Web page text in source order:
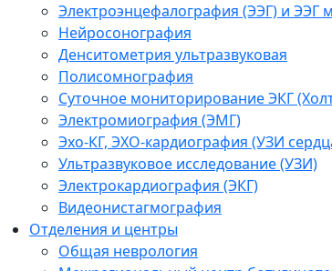
Электроэнцефалография (ЭЭГ) и ЭЭГ
Нейросонография
Денситометрия ультразвуковая
Полисомнография
Суточное мониторирование ЭКГ
Электромиография (ЭМГ)
Эхо-КГ, ЭХО-кардиография (УЗИ
Ультразвуковое исследование (УЗИ)
Электрокардиография (ЭКГ)
Видеонистагмография
Отделения и центры
Общая неврология